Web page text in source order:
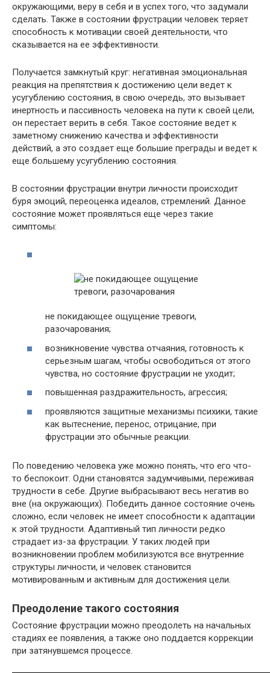
окружающими, веру в себя и в успех того, что задумали
сделать. Также в состоянии фрустрации человек теряет
способность к мотивации своей деятельности, что
сказывается на ее эффективности.
Получается замкнутый круг: негативная эмоциональная
реакция на препятствия к достижению цели ведет к
усугублению состояния, в свою очередь, это вызывает
инертность и пассивность человека на пути к своей цели,
он перестает верить в себя. Такое состояние ведет к
заметному снижению качества и эффективности
действий, а это создает еще большие преграды и ведет к
еще большему усугублению состояния.
В состоянии фрустрации внутри личности происходит
буря эмоций, переоценка идеалов, стремлений. Данное
состояние может проявляться еще через такие
симптомы:
не покидающее ощущение тревоги,
разочарования;
возникновение чувства отчаяния, готовность к
серьезным шагам, чтобы освободиться от этого
чувства, но состояние фрустрации не уходит;
повышенная раздражительность, агрессия;
проявляются защитные механизмы психики, такие
как вытеснение, перенос, отрицание, при
фрустрации это обычные реакции.
По поведению человека уже можно понять, что его что-
то беспокоит. Одни становятся задумчивыми, переживая
трудности в себе. Другие выбрасывают весь негатив во
вне (на окружающих). Победить данное состояние очень
сложно, если человек не имеет способности к адаптации
к этой трудности. Адаптивный тип личности редко
страдает из-за фрустрации. У таких людей при
возникновении проблем мобилизуются все внутренние
структуры личности, и человек становится
мотивированным и активным для достижения цели.
Преодоление такого состояния
Состояние фрустрации можно преодолеть на начальных
стадиях ее появления, а также оно поддается коррекции
при затянувшемся процессе.